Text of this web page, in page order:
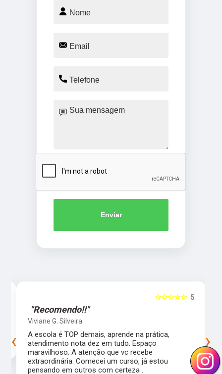
Enviar
5
☆☆☆☆☆
"Recomendo!!"
Viviane G. Silveira
A escola é TOP demais, aprende na prática,
atendimento nota dez em tudo. Espaço
maravilhoso. A atenção que vc recebe
extraordinária. Comecei um curso, já estou
pensando em outros com certeza .
‹ ›